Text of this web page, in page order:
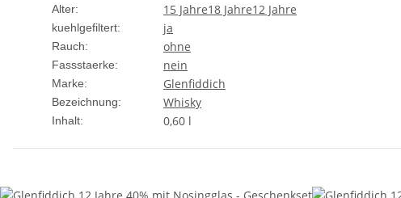
Alter: 15 Jahre18 Jahre12 Jahre
kuehlgefiltert: ja
Rauch: ohne
Fassstaerke: nein
Marke: Glenfiddich
Bezeichnung: Whisky
Inhalt: 0,60 l